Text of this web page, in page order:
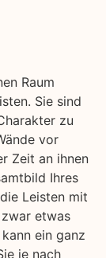
Raum
Sie sind
zu
vor
Zeit an ihnen
Ihres
Leisten mit
etwas
ein ganz
je nach